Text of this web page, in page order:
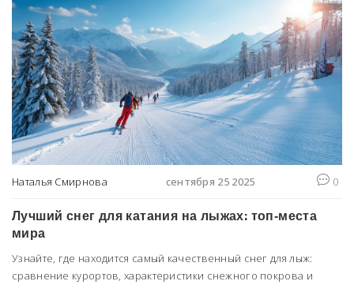
Наталья Смирнова сентября 25 2025 0
Лучший снег для катания на лыжах: топ‑места
мира
Узнайте, где находится самый качественный снег для лыж:
сравнение курортов, характеристики снежного покрова и